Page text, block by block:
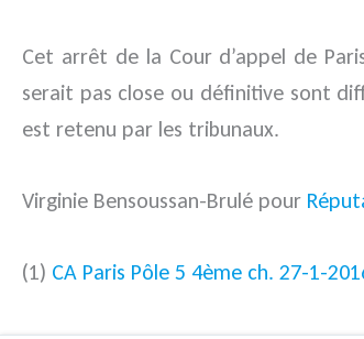
Cet arrêt de la Cour d’appel de
serait pas close ou définitive sont
est retenu par les tribunaux.
Virginie Bensoussan-Brulé pour
(1) CA Paris Pôle 5 4ème ch. 27-1-